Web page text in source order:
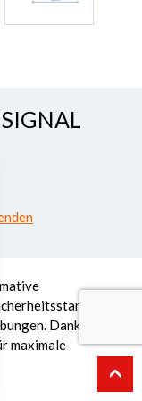
Dank
maximale